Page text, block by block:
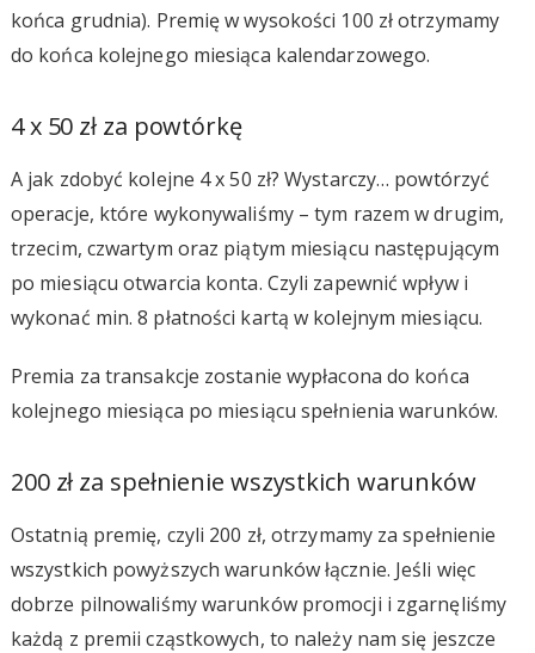
końca grudnia). Premię w wysokości 100 zł otrzymamy
do końca kolejnego miesiąca kalendarzowego.
4 x 50 zł za powtórkę
A jak zdobyć kolejne 4 x 50 zł? Wystarczy… powtórzyć
operacje, które wykonywaliśmy – tym razem w drugim,
trzecim, czwartym oraz piątym miesiącu następującym
po miesiącu otwarcia konta. Czyli zapewnić wpływ i
wykonać min. 8 płatności kartą w kolejnym miesiącu.
Premia za transakcje zostanie wypłacona do końca
kolejnego miesiąca po miesiącu spełnienia warunków.
200 zł za spełnienie wszystkich warunków
Ostatnią premię, czyli 200 zł, otrzymamy za spełnienie
wszystkich powyższych warunków łącznie. Jeśli więc
dobrze pilnowaliśmy warunków promocji i zgarnęliśmy
każdą z premii cząstkowych, to należy nam się jeszcze